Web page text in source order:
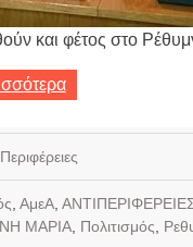
και φέτος στο
Περιφέρειες
ΑμεΑ,
ΜΑΡΙΑ, Πολιτισμός